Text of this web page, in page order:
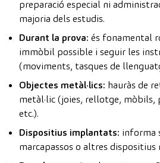
preparació especial ni
majoria dels estudis.
Durant la prova: és fonamental
immòbil possible i seguir les
(moviments, tasques de
Objectes metàl·lics: hauràs de
metàl·lic (joies, rellotge, mòbils,
etc.).
Dispositius implantats: informa
marcapassos o altres dispositius